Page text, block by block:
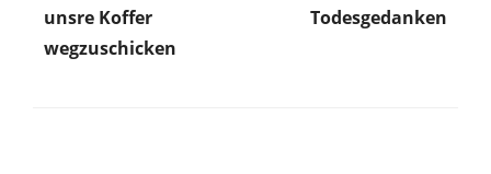
unsre Koffer
wegzuschicken
Todesgedanken